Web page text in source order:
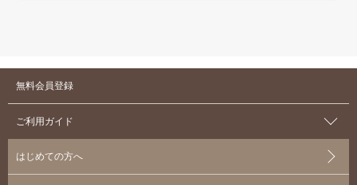
無料会員登録
ご利用ガイド
はじめての方へ